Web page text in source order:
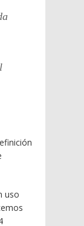
uso